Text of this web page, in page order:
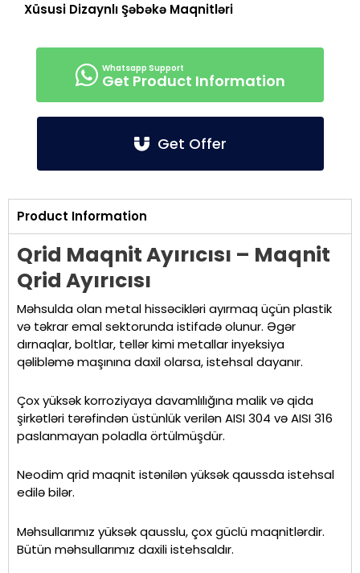
Xüsusi Dizaynlı Şəbəkə Maqnitləri
Get Product Information
Get Offer
Product Information
Qrid Maqnit Ayırıcısı – Maqnit
Qrid Ayırıcısı
Məhsulda olan metal hissəcikləri ayırmaq üçün plastik
və təkrar emal sektorunda istifadə olunur. Əgər
dırnaqlar, boltlar, tellər kimi metallar inyeksiya
qəlibləmə maşınına daxil olarsa, istehsal dayanır.
Çox yüksək korroziyaya davamlılığına malik və qida
şirkətləri tərəfindən üstünlük verilən AISI 304 və AISI 316
paslanmayan poladla örtülmüşdür.
Neodim qrid maqnit istənilən yüksək qaussda istehsal
edilə bilər.
Məhsullarımız yüksək qausslu, çox güclü maqnitlərdir.
Bütün məhsullarımız daxili istehsaldır.